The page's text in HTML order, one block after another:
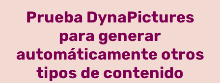
Prueba DynaPictures
para generar
automáticamente otros
tipos de contenido